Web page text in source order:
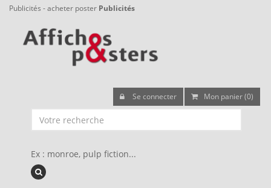
Publicités - acheter poster Publicités
Se connecter Mon panier (0)
Ex : monroe, pulp fiction...